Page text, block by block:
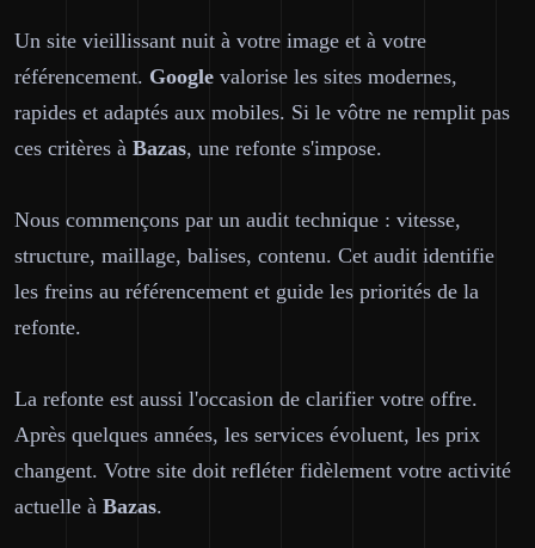
Un site vieillissant nuit à votre image et à votre
référencement. Google valorise les sites modernes,
rapides et adaptés aux mobiles. Si le vôtre ne remplit pas
ces critères à Bazas, une refonte s'impose.
Nous commençons par un audit technique : vitesse,
structure, maillage, balises, contenu. Cet audit identifie
les freins au référencement et guide les priorités de la
refonte.
La refonte est aussi l'occasion de clarifier votre offre.
Après quelques années, les services évoluent, les prix
changent. Votre site doit refléter fidèlement votre activité
actuelle à Bazas.